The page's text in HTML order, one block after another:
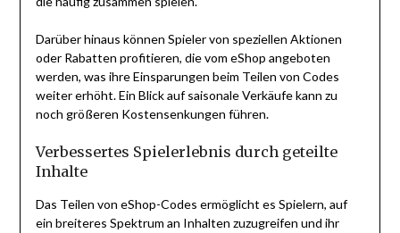
Darüber hinaus können Spieler von speziellen Aktionen
oder Rabatten profitieren, die vom eShop angeboten
werden, was ihre Einsparungen beim Teilen von Codes
weiter erhöht. Ein Blick auf saisonale Verkäufe kann zu
noch größeren Kostensenkungen führen.
Verbessertes Spielerlebnis durch geteilte
Inhalte
Das Teilen von eShop-Codes ermöglicht es Spielern, auf
ein breiteres Spektrum an Inhalten zuzugreifen und ihr